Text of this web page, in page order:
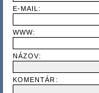
E-MAIL:
WWW:
NÁZOV:
KOMENTÁR: